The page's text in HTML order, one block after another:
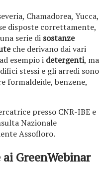
Chamadorea, Yucca,
disposte correttamente,
serie di sostanze
che derivano dai vari
esempio i detergenti, ma
stessi e gli arredi sono
formaldeide, benzene,
presso CNR-IBE e
Nazionale
Assofloro.
GreenWebinar